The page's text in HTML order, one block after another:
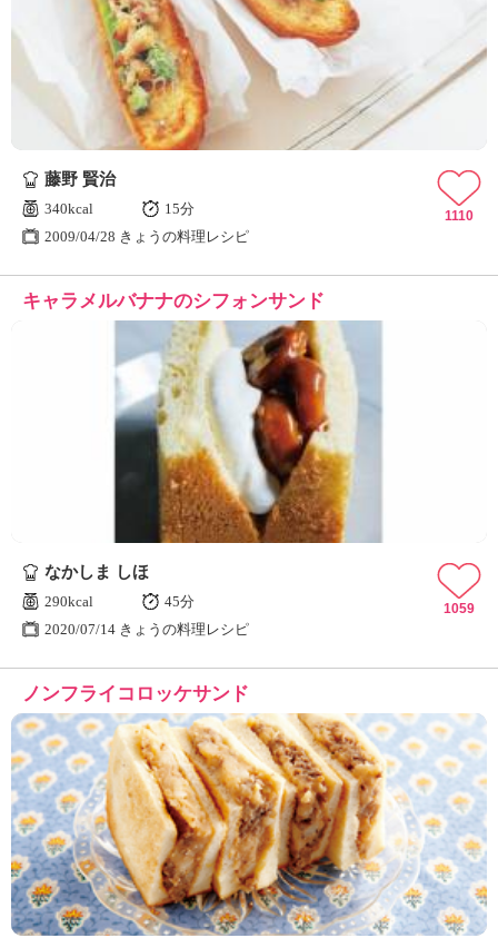
藤野 賢治
340kcal
15分
2009/04/28 きょうの料理レシピ
1110
キャラメルバナナのシフォンサンド
なかしま しほ
290kcal
45分
2020/07/14 きょうの料理レシピ
1059
ノンフライコロッケサンド